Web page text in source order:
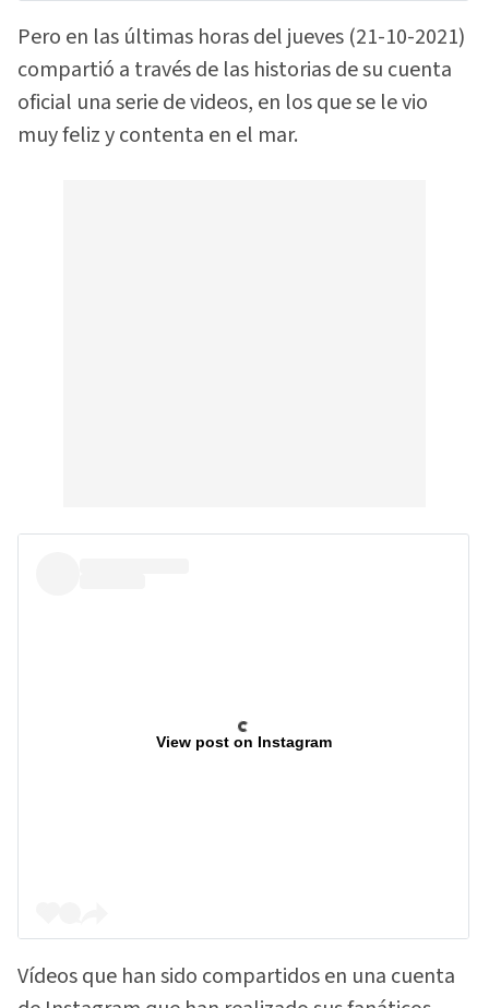
Pero en las últimas horas del jueves (21-10-2021)
compartió a través de las historias de su cuenta
oficial una serie de videos, en los que se le vio
muy feliz y contenta en el mar.
View post on Instagram
Vídeos que han sido compartidos en una cuenta